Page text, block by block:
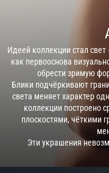
Идеей коллекции стал
как первооснова
обрести зримую
Блики подчёркивают
света меняет характер
коллекции построено
плоскостями, чёткими
Эти украшения